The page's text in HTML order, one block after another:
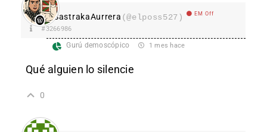
SastrakaAurrera (@elposs527) EM Off
#3266986
Gurú demoscópico 1 mes hace
Qué alguien lo silencie
0